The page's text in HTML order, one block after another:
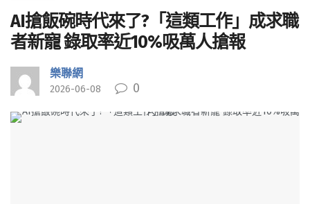
AI搶飯碗時代來了?「這類工作」成求職
者新寵 錄取率近10%吸萬人搶報
樂聯網
2026-06-08 0